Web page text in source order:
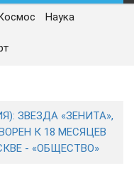
Наука
ЗВЕЗДА «ЗЕНИТА»,
К 18 МЕСЯЦЕВ
- «ОБЩЕСТВО»